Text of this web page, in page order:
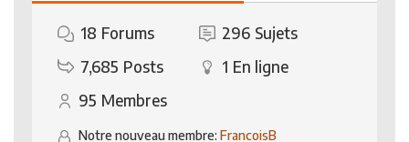
18 Forums 296 Sujets
7,685 Posts 1 En ligne
95 Membres
Notre nouveau membre: FrancoisB